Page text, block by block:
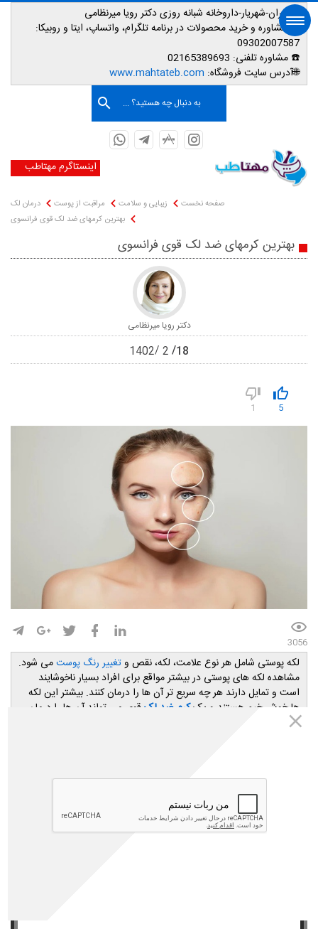
📌تهران-شهریار-داروخانه شبانه روزی دکتر رویا میرنظامی
📱مشاوره و خرید محصولات در برنامه تلگرام، واتساپ، ایتا و روبیکا:
09302007587
☎️ مشاوره تلفنی:
🌐آدرس سایت فروشگاه: www.mahtateb.com
به دنبال چه هستید؟ ...
اینستاگرم مهتاطب
صفحه نخست زیبایی و سلامت مراقبت از پوست
درمان لک
بهترین کرمهای ضد لک قوی فرانسوی
بهترین کرمهای ضد لک قوی فرانسوی
دکتر رویا میرنظامی
18
2
1402
5
1
3056
لکه پوستی شامل هر نوع علامت، لکه، نقص وتغییر رنگ پوستمی شود.
مشاهده لکه های پوستی در بیشتر مواقع برای افراد بسیار ناخوشایند
است و تمایل دارند هر چه سریع تر آن ها را درمان کنند. بیشتر این لکه
ها خوش خیم هستند و یککرم ضد لک قوی می تواند آن ها را درمان
کند. اما گاهی اوقات برخی از آن ها می توانند نمایانگر بیماری های
داروخانه اینترنتی مهتاطب